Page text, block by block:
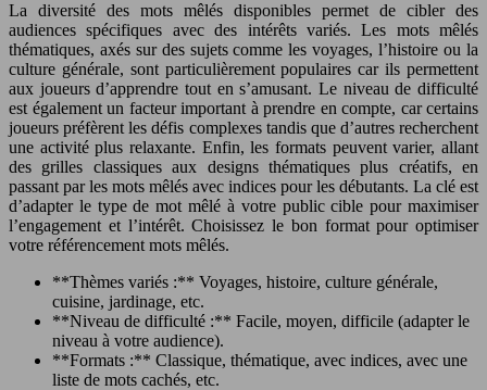
La diversité des mots mêlés disponibles permet de cibler des
audiences spécifiques avec des intérêts variés. Les mots mêlés
thématiques, axés sur des sujets comme les voyages, l’histoire ou la
culture générale, sont particulièrement populaires car ils permettent
aux joueurs d’apprendre tout en s’amusant. Le niveau de difficulté
est également un facteur important à prendre en compte, car certains
joueurs préfèrent les défis complexes tandis que d’autres recherchent
une activité plus relaxante. Enfin, les formats peuvent varier, allant
des grilles classiques aux designs thématiques plus créatifs, en
passant par les mots mêlés avec indices pour les débutants. La clé est
d’adapter le type de mot mêlé à votre public cible pour maximiser
l’engagement et l’intérêt. Choisissez le bon format pour optimiser
votre référencement mots mêlés.
**Thèmes variés :** Voyages, histoire, culture générale,
cuisine, jardinage, etc.
**Niveau de difficulté :** Facile, moyen, difficile (adapter le
niveau à votre audience).
**Formats :** Classique, thématique, avec indices, avec une
liste de mots cachés, etc.